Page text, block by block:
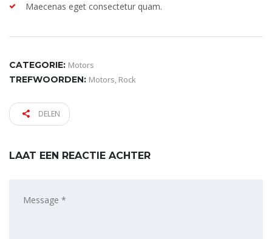
Maecenas eget consectetur quam.
CATEGORIE: Motors
TREFWOORDEN: Motors, Rock
DELEN
LAAT EEN REACTIE ACHTER